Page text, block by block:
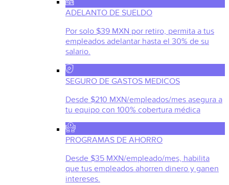
ADELANTO DE SUELDO
Por solo $39 MXN por retiro, permita a tus
empleados adelantar hasta el 30% de su
salario.
SEGURO DE GASTOS MEDICOS
Desde $210 MXN/empleados/mes asegura a
tu equipo con 100% cobertura médica
PROGRAMAS DE AHORRO
Desde $35 MXN/empleado/mes, habilita
que tus empleados ahorren dinero y ganen
intereses.